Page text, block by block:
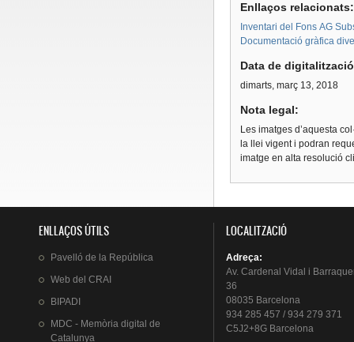
Enllaços
Inventari del Fons AG
Documentació gràfica
Data de
dimarts, març 13, 2018
Nota legal:
Les imatges d’aquesta
la llei vigent i podran
imatge en alta resolució
ENLLAÇOS ÚTILS
Pavelló de la República
Web del CRAI
BIPADI
MDC - Memòria digital de
Catalunya
LOCALITZACIÓ
Adreça:
Av. Cardenal Vidal i
36
08035 Barcelona
934 285 457 / 934 279 371
C5J2+8G Barcelona